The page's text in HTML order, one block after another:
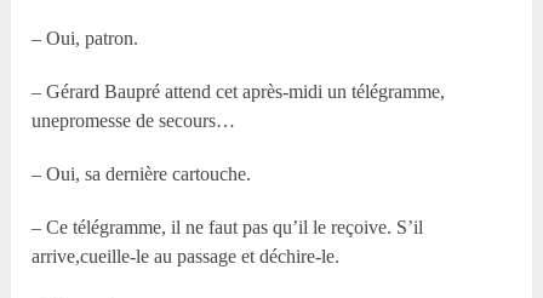
– Oui, patron.
– Gérard Baupré attend cet après-midi un télégramme,
unepromesse de secours…
– Oui, sa dernière cartouche.
– Ce télégramme, il ne faut pas qu’il le reçoive. S’il
arrive,cueille-le au passage et déchire-le.